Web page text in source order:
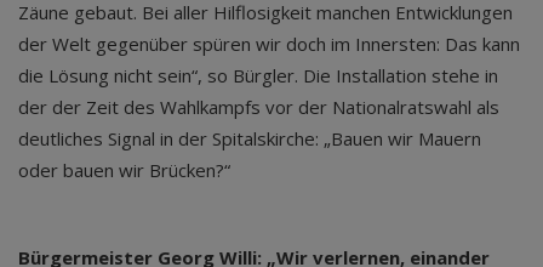
Zäune gebaut. Bei aller Hilflosigkeit manchen Entwicklungen
der Welt gegenüber spüren wir doch im Innersten: Das kann
die Lösung nicht sein“, so Bürgler. Die Installation stehe in
der der Zeit des Wahlkampfs vor der Nationalratswahl als
deutliches Signal in der Spitalskirche: „Bauen wir Mauern
oder bauen wir Brücken?“
Bürgermeister Georg Willi: „Wir verlernen, einander